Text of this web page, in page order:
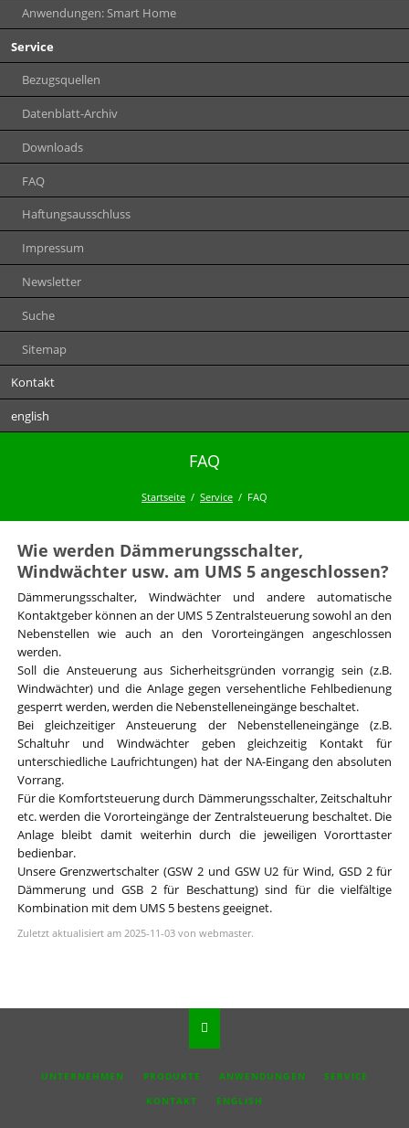
Anwendungen: Smart Home
Service
Bezugsquellen
Datenblatt-Archiv
Downloads
FAQ
Haftungsausschluss
Impressum
Newsletter
Suche
Sitemap
Kontakt
english
FAQ
Startseite Service FAQ
Wie werden Dämmerungsschalter,
Windwächter usw. am UMS 5 angeschlossen?
Dämmerungsschalter, Windwächter und andere automatische
Kontaktgeber können an der UMS 5 Zentralsteuerung sowohl an den
Nebenstellen wie auch an den Vororteingängen angeschlossen
werden.
Soll die Ansteuerung aus Sicherheitsgründen vorrangig sein (z.B.
Windwächter) und die Anlage gegen versehentliche Fehlbedienung
gesperrt werden, werden die Nebenstelleneingänge beschaltet.
Bei gleichzeitiger Ansteuerung der Nebenstelleneingänge (z.B.
Schaltuhr und Windwächter geben gleichzeitig Kontakt für
unterschiedliche Laufrichtungen) hat der NA-Eingang den absoluten
Vorrang.
Für die Komfortsteuerung durch Dämmerungsschalter, Zeitschaltuhr
etc. werden die Vororteingänge der Zentralsteuerung beschaltet. Die
Anlage bleibt damit weiterhin durch die jeweiligen Vororttaster
bedienbar.
Unsere Grenzwertschalter (GSW 2 und GSW U2 für Wind, GSD 2 für
Dämmerung und GSB 2 für Beschattung) sind für die vielfältige
Kombination mit dem UMS 5 bestens geeignet.
Zuletzt aktualisiert am 2025-11-03 von webmaster.
NAVIGATION
UNTERNEHMEN PRODUKTE ANWENDUNGEN
SERVICE
KONTAKT
ENGLISH